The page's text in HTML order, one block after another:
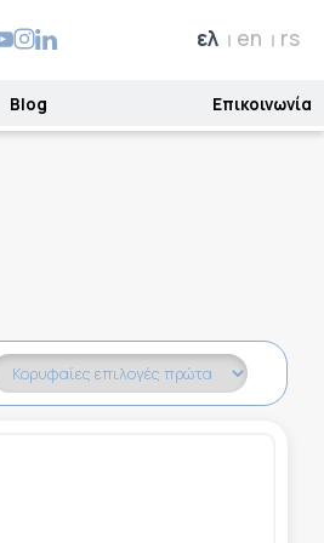
ελ en rs
Blog Επικοινωνία